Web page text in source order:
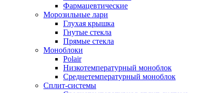
Фармацевтические
Морозильные лари
Глухая крышка
Гнутые стекла
Прямые стекла
Моноблоки
Polair
Низкотемпературный моноблок
Среднетемпературный моноблок
Сплит-системы